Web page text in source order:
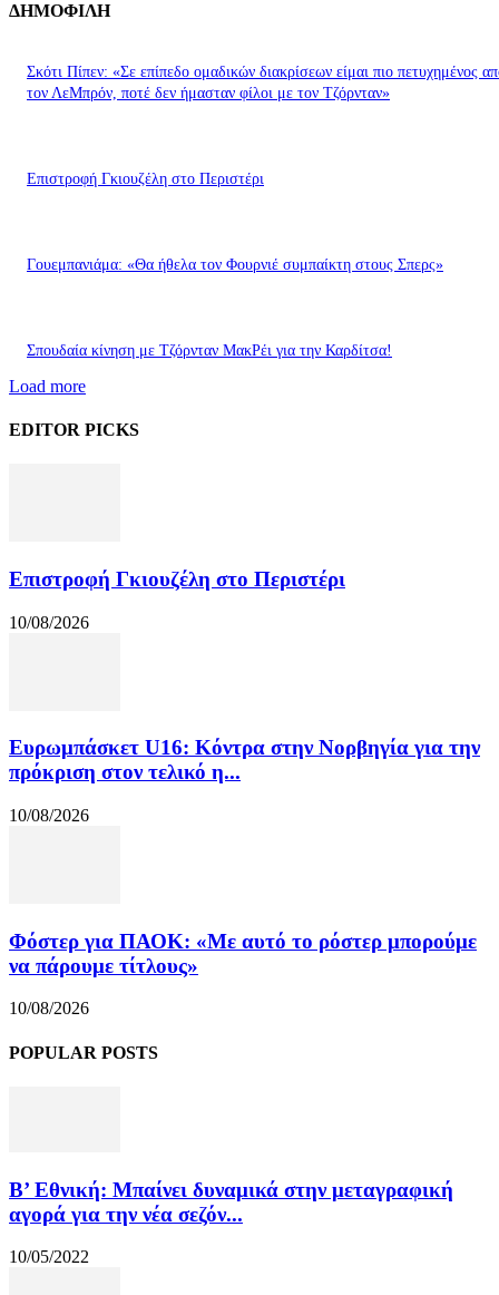
ΔΗΜΟΦΙΛΗ
Σκότι Πίπεν: «Σε επίπεδο ομαδικών διακρίσεων είμαι πιο πετυχημένος
τον ΛεΜπρόν, ποτέ δεν ήμασταν φίλοι με τον Τζόρνταν»
Επιστροφή Γκιουζέλη στο Περιστέρι
Γουεμπανιάμα: «Θα ήθελα τον Φουρνιέ συμπαίκτη στους Σπερς»
Σπουδαία κίνηση με Τζόρνταν ΜακΡέι για την Καρδίτσα!
Load more
EDITOR PICKS
Επιστροφή Γκιουζέλη στο Περιστέρι
10/08/2026
Ευρωμπάσκετ U16: Κόντρα στην Νορβηγία για την
πρόκριση στον τελικό η...
10/08/2026
Φόστερ για ΠΑΟΚ: «Με αυτό το ρόστερ μπορούμε
να πάρουμε τίτλους»
10/08/2026
POPULAR POSTS
Β’ Εθνική: Μπαίνει δυναμικά στην μεταγραφική
αγορά για την νέα σεζόν...
10/05/2022